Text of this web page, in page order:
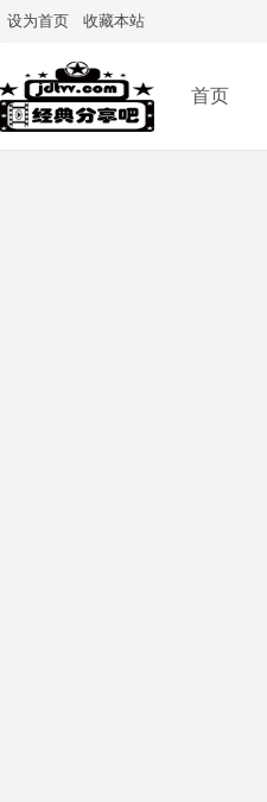
设为首页 收藏本站
首页